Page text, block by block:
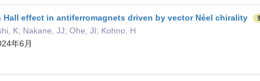
effect in antiferromagnets driven by vector Néel chirality
K; Nakane, JJ; Ohe, JI; Kohno, H
年6月